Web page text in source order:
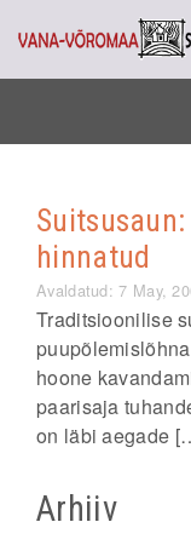
hinnatud
Avaldatud: 7 May,
Traditsioonilise
hoone
paarisaja
on läbi aegade
Arhiiv